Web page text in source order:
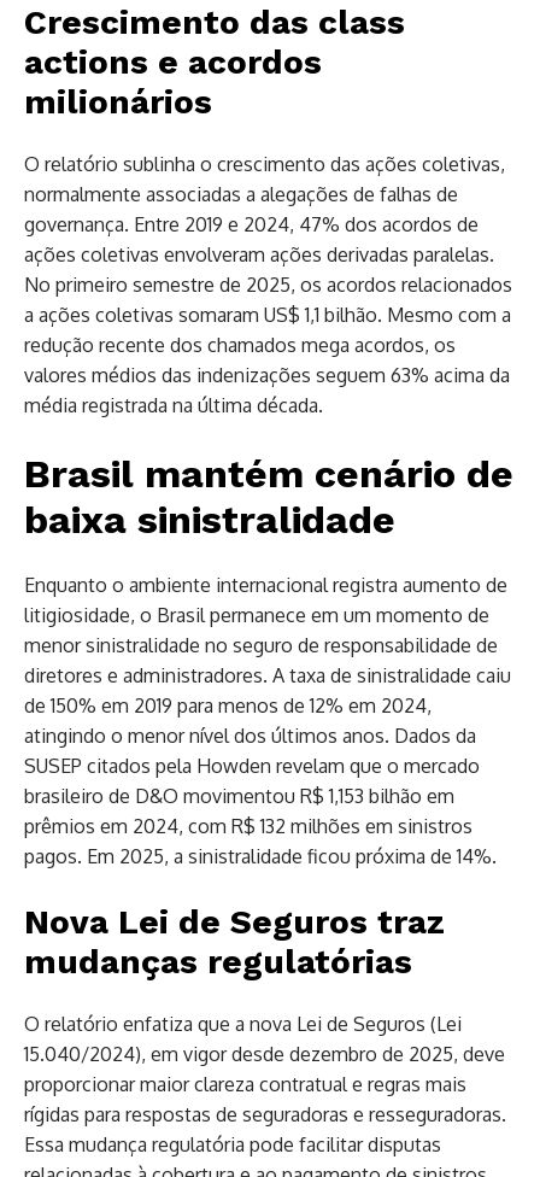
Crescimento das class
actions e acordos
milionários
O relatório sublinha o crescimento das ações coletivas,
normalmente associadas a alegações de falhas de
governança. Entre 2019 e 2024, 47% dos acordos de
ações coletivas envolveram ações derivadas paralelas.
No primeiro semestre de 2025, os acordos relacionados
a ações coletivas somaram US$ 1,1 bilhão. Mesmo com a
redução recente dos chamados mega acordos, os
valores médios das indenizações seguem 63% acima da
média registrada na última década.
Brasil mantém cenário de
baixa sinistralidade
Enquanto o ambiente internacional registra aumento de
litigiosidade, o Brasil permanece em um momento de
menor sinistralidade no seguro de responsabilidade de
diretores e administradores. A taxa de sinistralidade caiu
de 150% em 2019 para menos de 12% em 2024,
atingindo o menor nível dos últimos anos. Dados da
SUSEP citados pela Howden revelam que o mercado
brasileiro de D&O movimentou R$ 1,153 bilhão em
prêmios em 2024, com R$ 132 milhões em sinistros
pagos. Em 2025, a sinistralidade ficou próxima de 14%.
Nova Lei de Seguros traz
mudanças regulatórias
O relatório enfatiza que a nova Lei de Seguros (Lei
15.040/2024), em vigor desde dezembro de 2025, deve
proporcionar maior clareza contratual e regras mais
rígidas para respostas de seguradoras e resseguradoras.
Essa mudança regulatória pode facilitar disputas